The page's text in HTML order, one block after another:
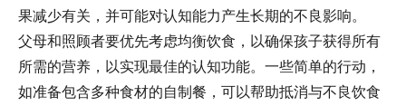
果减少有关，并可能对认知能力产生长期的不良影响。
父母和照顾者要优先考虑均衡饮食，以确保孩子获得所有
所需的营养，以实现最佳的认知功能。一些简单的行动，
如准备包含多种食材的自制餐，可以帮助抵消与不良饮食